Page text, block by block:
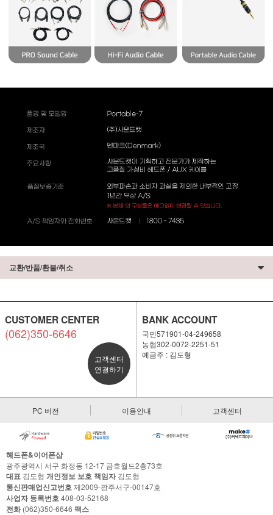
교환/반품/환불/취소
CUSTOMER CENTER
(062)350-6646
고객센터
연결하기
BANK ACCOUNT
국민571901-04-249658
농협302-0072-2251-51
예금주 : 김도형
PC 버전 이용안내 고객센터
헤드폰&이어폰샵
광주광역시 서구 화정동 12-17 금호월드2층73호
대표 김도형 개인정보 보호 책임자김도형
통신판매업신고번호제2009-광주서구-00147호
사업자 등록번호408-03-52168
전화(062)350-6646 팩스